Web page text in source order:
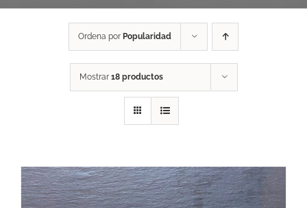
Ordena por Popularidad
Mostrar 18 productos